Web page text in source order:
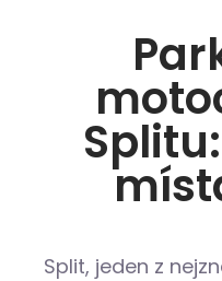
Split, jeden z